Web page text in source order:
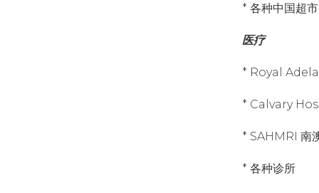
* 各种中国超市
医疗
* Royal
* Calvary
* SAHMRI 南
* 各种诊所